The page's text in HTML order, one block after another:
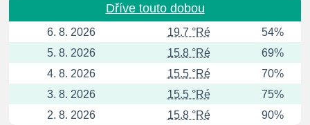
Dříve touto dobou
6. 8. 2026 19.7 °Ré
54%
5. 8. 2026
15.8 °Ré
69%
4. 8. 2026
15.5 °Ré
70%
3. 8. 2026
15.5 °Ré
75%
2. 8. 2026
15.8 °Ré 90%